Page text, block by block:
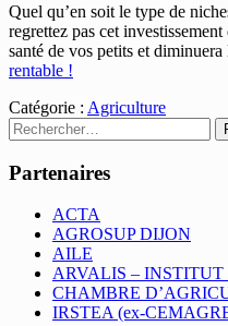
Quel qu’en soit le type de
regrettez pas cet
santé de vos petits et
rentable !
Catégorie : Agriculture
Rechercher :
Partenaires
ACTA
AGROSUP DIJON
AILE
ARVALIS –
CHAMBRE
IRSTEA (ex-